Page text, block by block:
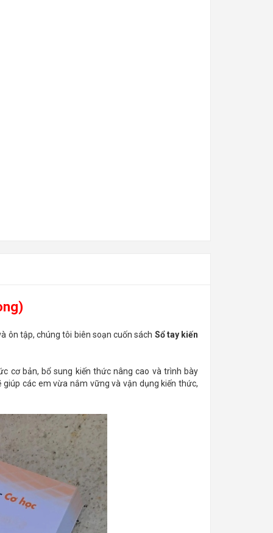
ôn tập, chúng tôi biên soạn cuốn sách Sổ tay kiến
cơ bản, bổ sung kiến thức nâng cao và trình bày
các em vừa nắm vững và vận dụng kiến thức,